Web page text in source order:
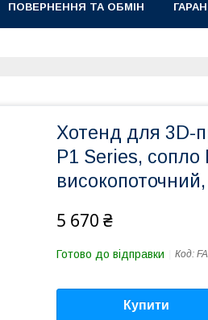
ПОВЕРНЕННЯ ТА ОБМІН
Хотенд для 3D-
P1 Series,
5 670 ₴
Готово до відправки Код:
Купити